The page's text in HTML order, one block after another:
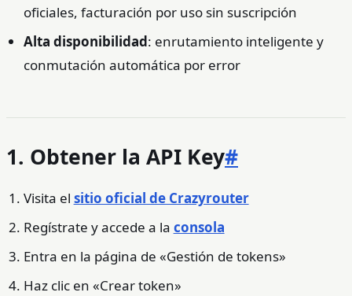
oficiales, facturación por uso sin suscripción
Alta disponibilidad: enrutamiento inteligente y
conmutación automática por error
1. Obtener la API Key#
Visita el sitio oficial de Crazyrouter
Regístrate y accede a la consola
Entra en la página de «Gestión de tokens»
Haz clic en «Crear token»